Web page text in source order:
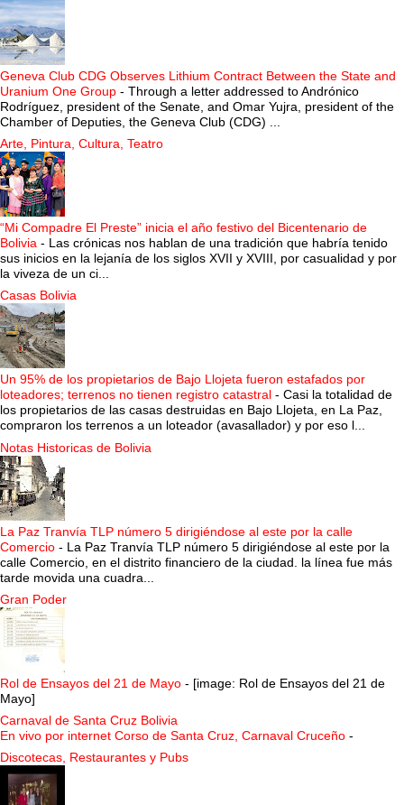
Geneva Club CDG Observes Lithium Contract Between the State and
Uranium One Group - Through a letter addressed to Andrónico
Rodríguez, president of the Senate, and Omar Yujra, president of the
Chamber of Deputies, the Geneva Club (CDG) ...
Arte, Pintura, Cultura, Teatro
“Mi Compadre El Preste” inicia el año festivo del Bicentenario de
Bolivia - Las crónicas nos hablan de una tradición que habría tenido
sus inicios en la lejanía de los siglos XVII y XVIII, por casualidad y por
la viveza de un ci...
Casas Bolivia
Un 95% de los propietarios de Bajo Llojeta fueron estafados por
loteadores; terrenos no tienen registro catastral - Casi la totalidad de
los propietarios de las casas destruidas en Bajo Llojeta, en La Paz,
compraron los terrenos a un loteador (avasallador) y por eso l...
Notas Historicas de Bolivia
La Paz Tranvía TLP número 5 dirigiéndose al este por la calle
Comercio - La Paz Tranvía TLP número 5 dirigiéndose al este por la
calle Comercio, en el distrito financiero de la ciudad. la línea fue más
tarde movida una cuadra...
Gran Poder
Rol de Ensayos del 21 de Mayo - [image: Rol de Ensayos del 21 de
Mayo]
Carnaval de Santa Cruz Bolivia
En vivo por internet Corso de Santa Cruz, Carnaval Cruceño -
Discotecas, Restaurantes y Pubs